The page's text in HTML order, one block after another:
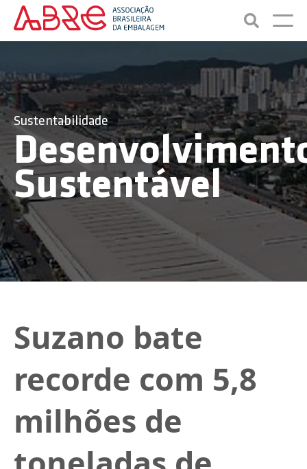
Sustentabilidade
Sustentável
Suzano bate
recorde com 5,8
milhões de